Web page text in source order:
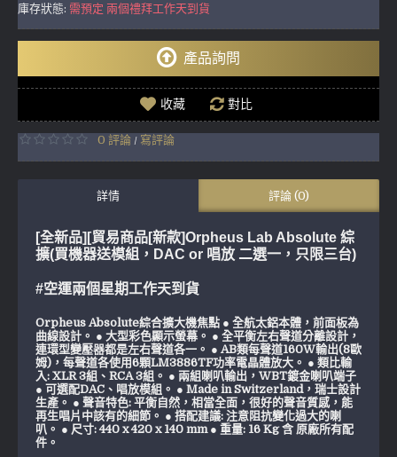
庫存狀態: 需預定 兩個禮拜工作天到貨
產品詢問
收藏 對比
0 評論 / 寫評論
詳情 評論 (0)
[全新品][貿易商品[新款]Orpheus Lab Absolute 綜
擴(買機器送模組，DAC or 唱放 二選一，只限三台)
#空運兩個星期工作天到貨
Orpheus Absolute綜合擴大機焦點 ● 全航太鋁本體，前面板為
曲線設計。 ● 大型彩色顯示螢幕。 ● 全平衡左右聲道分離設計，
連環型變壓器都是左右聲道各一。 ● AB類每聲道160W輸出(8歐
姆)，每聲道各使用6顆LM3886TF功率電晶體放大。 ● 類比輸
入: XLR 3組、RCA 3組。 ● 兩組喇叭輸出，WBT鍍金喇叭端子
● 可選配DAC、唱放模組。 ● Made in Switzerland，瑞士設計
生產。 ● 聲音特色: 平衡自然，相當全面，很好的聲音質感，能
再生唱片中該有的細節。 ● 搭配建議: 注意阻抗變化過大的喇
叭。 ● 尺寸: 440 x 420 x 140 mm ● 重量: 16 Kg 含 原廠所有配
件。